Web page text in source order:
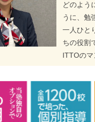
どのよう
うに、勉
一人ひと
ちの役割
ITTOのマ